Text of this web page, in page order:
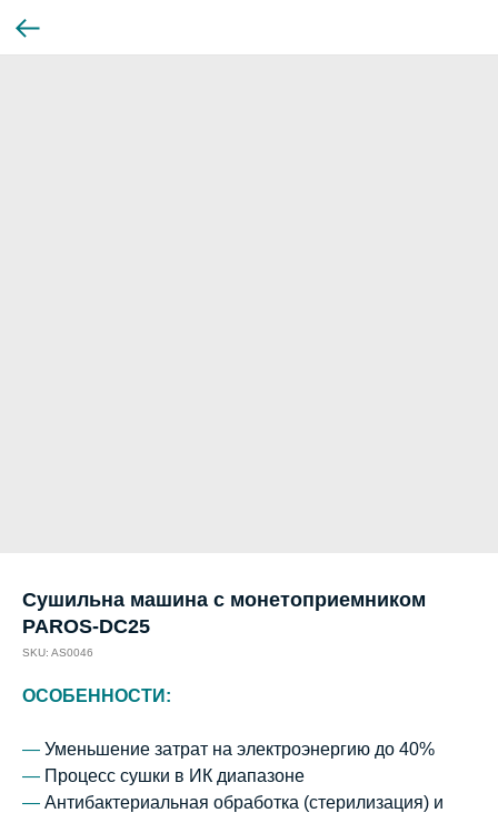
Сушильна машина с монетоприемником
PAROS-DC25
SKU: AS0046
ОСОБЕННОСТИ:
— Уменьшение затрат на электроэнергию до 40%
— Процесс сушки в ИК диапазоне
— Антибактериальная обработка (стерилизация) и